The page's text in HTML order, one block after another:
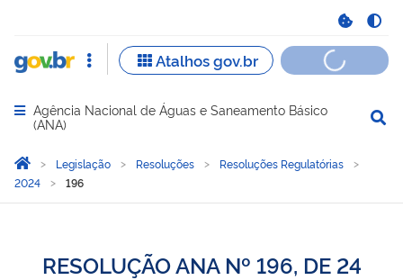
Abrir menu principal de navegação
Agência Nacional de Águas e Saneamento Básico
(ANA)
Você está aqui:
Página Inicial
Legislação Resoluções
Resoluções Regulatórias
2024
196
RESOLUÇÃO ANA Nº 196, DE 24